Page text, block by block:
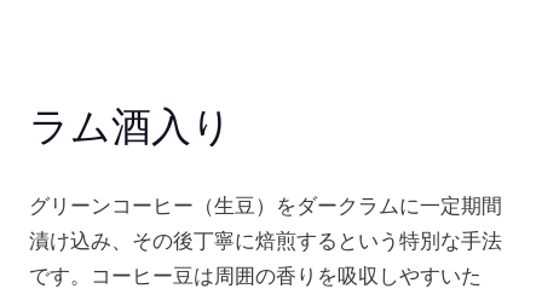
ラム酒入り
グリーンコーヒー（生豆）をダークラムに一定期間
漬け込み、その後丁寧に焙煎するという特別な手法
です。コーヒー豆は周囲の香りを吸収しやすいた